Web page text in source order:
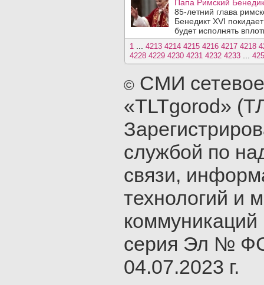
Папа Римский
85-летний глава
Бенедикт XVI
будет исполнять
1 4213 4214 4215 4216 4217 4218
4228 4229 4230 4231 4232 4233
© СМИ
«TLTgorod»
службой по
связи,
технологий и
серия Эл №
04.07.2023 г.